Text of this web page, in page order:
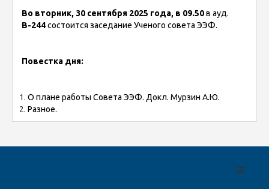
Во вторник, 30 сентября 2025 года, в 09.50в ауд.
В-244состоится заседание Ученого совета ЭЭФ.
Повестка дня:
О плане работы Совета ЭЭФ. Докл. Мурзин А.Ю.
Разное.